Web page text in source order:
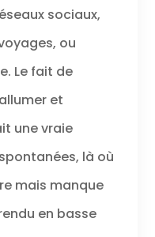
poussée de
une
de
lors de la
de
randonnée.
sociaux,
ou
Le fait de
et
une vraie
là où
mais manque
en basse